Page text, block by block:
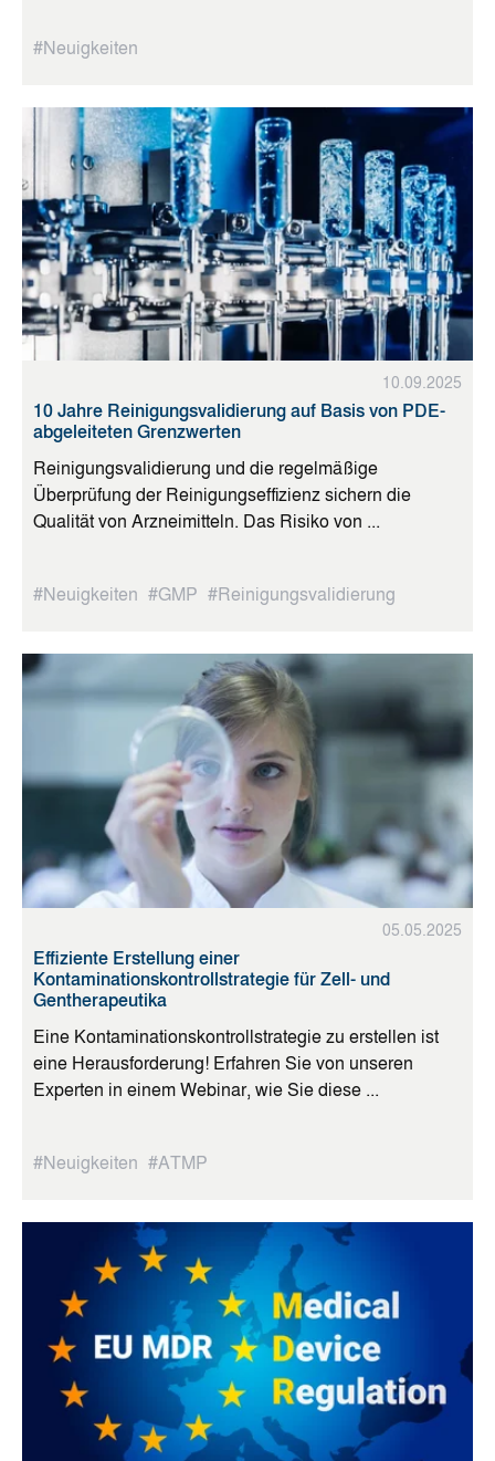
#Neuigkeiten
10.09.2025
10 Jahre Reinigungsvalidierung auf Basis von PDE-
abgeleiteten Grenzwerten
Reinigungsvalidierung und die regelmäßige
Überprüfung der Reinigungseffizienz sichern die
Qualität von Arzneimitteln. Das Risiko von ...
#Neuigkeiten #GMP #Reinigungsvalidierung
05.05.2025
Effiziente Erstellung einer
Kontaminationskontrollstrategie für Zell- und
Gentherapeutika
Eine Kontaminationskontrollstrategie zu erstellen ist
eine Herausforderung! Erfahren Sie von unseren
Experten in einem Webinar, wie Sie diese ...
#Neuigkeiten #ATMP